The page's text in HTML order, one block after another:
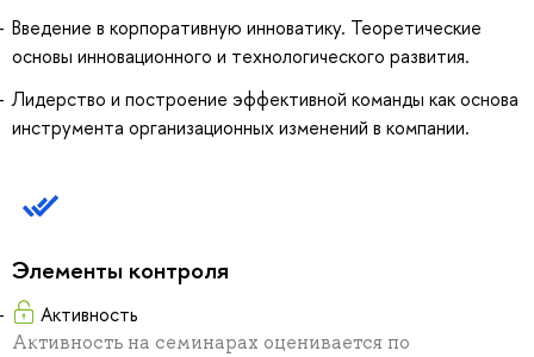
Введение в корпоративную инноватику. Теоретические
основы инновационного и технологического развития.
Лидерство и построение эффективной команды как основа
инструмента организационных изменений в компании.
Элементы контроля
Активность
Активность на семинарах оценивается по